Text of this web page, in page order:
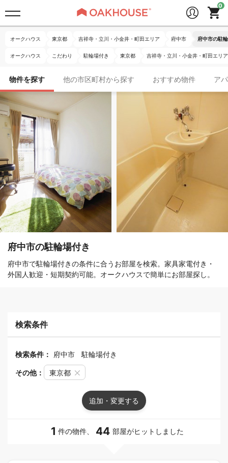
オークハウス 東京都 吉祥寺・立川・小金井・町田エリア 府中市 府中市の駐
オークハウス こだわり 駐輪場付き 東京都 吉祥寺・立川・小金井・町田エリア
物件を探す 他の市区町村から探す おすすめ物件 ア
府中市の駐輪場付き
府中市で駐輪場付きの条件に合うお部屋を検索。家具家電付き・
外国人歓迎・短期契約可能。オークハウスで簡単にお部屋探し。
検索条件
検索条件： 府中市 駐輪場付き
その他： 東京都
追加・変更する
1 件の物件、 44 部屋がヒットしました